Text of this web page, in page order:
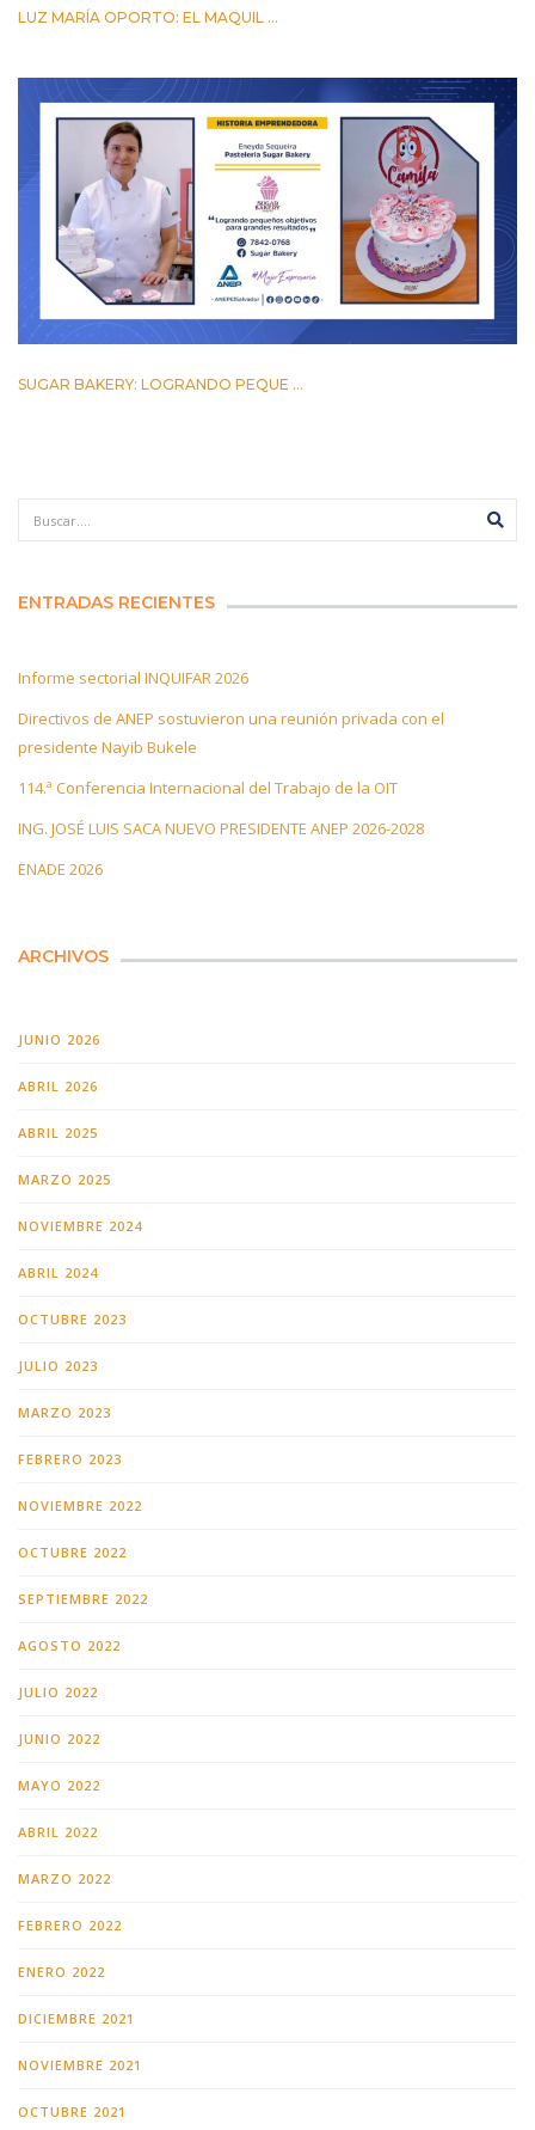
LUZ MARÍA OPORTO: EL MAQUIL ...
SUGAR BAKERY: LOGRANDO PEQUE ...
ENTRADAS RECIENTES
Informe sectorial INQUIFAR 2026
Directivos de ANEP sostuvieron una reunión privada con el
presidente Nayib Bukele
114.ª Conferencia Internacional del Trabajo de la OIT
ING. JOSÉ LUIS SACA NUEVO PRESIDENTE ANEP 2026-2028
ENADE 2026
ARCHIVOS
JUNIO 2026
ABRIL 2026
ABRIL 2025
MARZO 2025
NOVIEMBRE 2024
ABRIL 2024
OCTUBRE 2023
JULIO 2023
MARZO 2023
FEBRERO 2023
NOVIEMBRE 2022
OCTUBRE 2022
SEPTIEMBRE 2022
AGOSTO 2022
JULIO 2022
JUNIO 2022
MAYO 2022
ABRIL 2022
MARZO 2022
FEBRERO 2022
ENERO 2022
DICIEMBRE 2021
NOVIEMBRE 2021
OCTUBRE 2021